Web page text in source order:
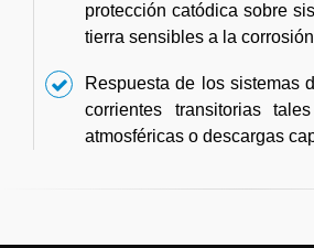
protección catódica sobre
tierra sensibles a la
Respuesta de los sistemas
corrientes transitorias
atmosféricas o descargas